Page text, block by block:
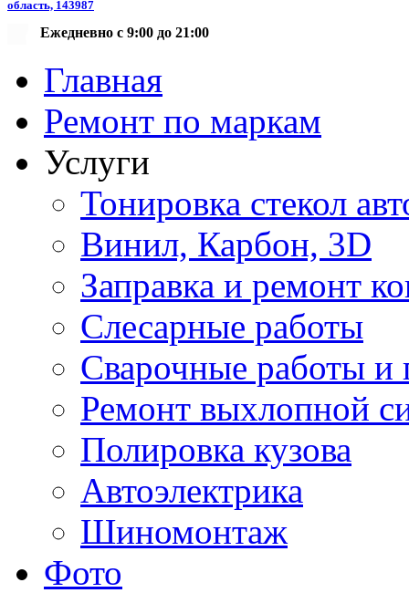
область, 143987
Ежедневно с 9:00 до 21:00
Главная
Ремонт по маркам
Услуги
Тонировка стекол
Винил, Карбон, 3D
Заправка и ремонт
Слесарные работы
Сварочные работы и
Ремонт выхлопной
Полировка кузова
Автоэлектрика
Шиномонтаж
Фото